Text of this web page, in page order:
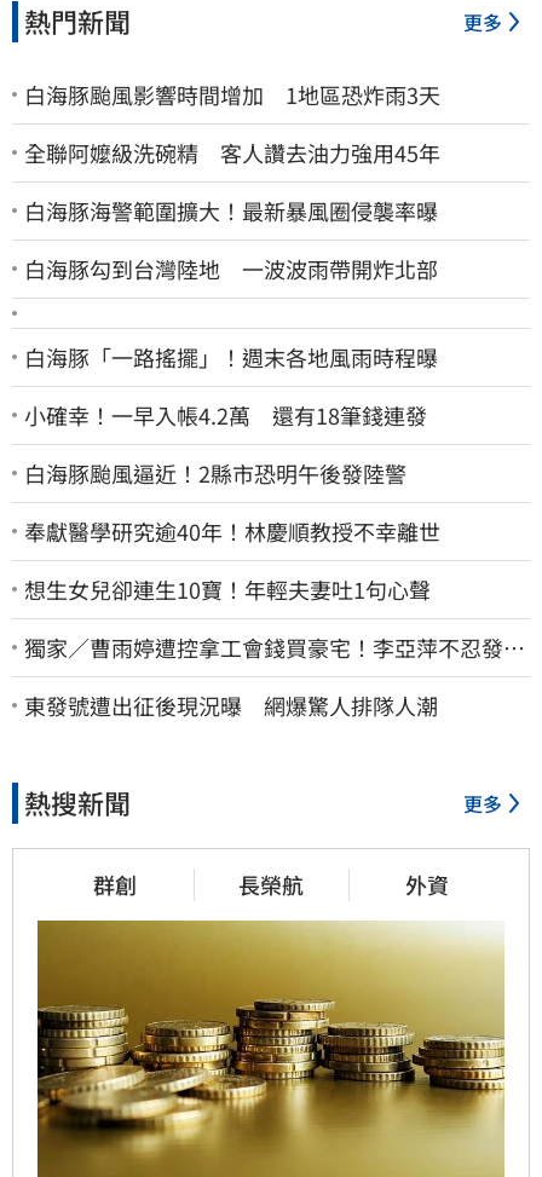
熱門新聞 更多
白海豚颱風影響時間增加 1地區恐炸雨3天
全聯阿嬤級洗碗精 客人讚去油力強用45年
白海豚海警範圍擴大！最新暴風圈侵襲率曝
白海豚勾到台灣陸地 一波波雨帶開炸北部
白海豚「一路搖擺」！週末各地風雨時程曝
小確幸！一早入帳4.2萬 還有18筆錢連發
白海豚颱風逼近！2縣市恐明午後發陸警
奉獻醫學研究逾40年！林慶順教授不幸離世
想生女兒卻連生10寶！年輕夫妻吐1句心聲
獨家／曹雨婷遭控拿工會錢買豪宅！李亞萍不忍發
聲：余天管工會都貼錢
東發號遭出征後現況曝 網爆驚人排隊人潮
熱搜新聞 更多
群創 長榮航 外資